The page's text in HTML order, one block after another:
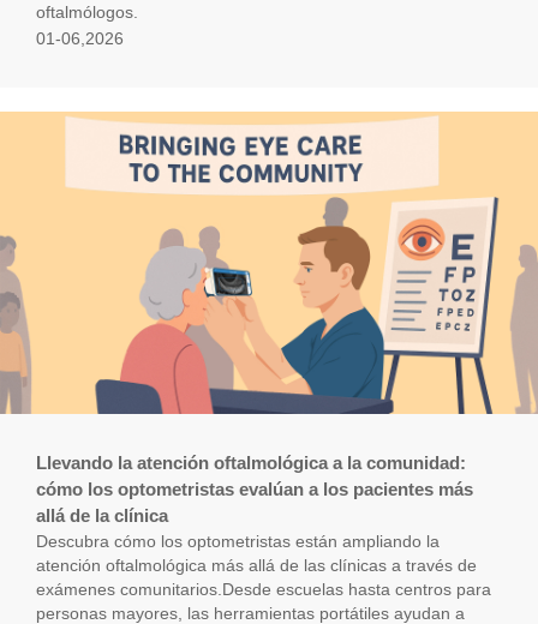
oftalmólogos.
01-06,2026
Llevando la atención oftalmológica a la comunidad:
cómo los optometristas evalúan a los pacientes más
allá de la clínica
Descubra cómo los optometristas están ampliando la
atención oftalmológica más allá de las clínicas a través de
exámenes comunitarios.Desde escuelas hasta centros para
personas mayores, las herramientas portátiles ayudan a